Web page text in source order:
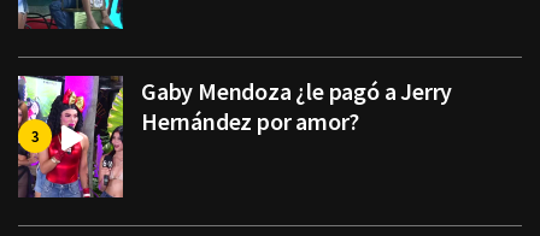
Gaby Mendoza ¿le pagó a Jerry
Hernández por amor?